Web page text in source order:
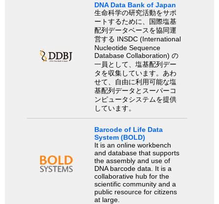
DNA Data Bank of Japan
生命科学の研究活動をサポ
ートするために、国際塩基
配列データベースを協同運
営する INSDC (International
Nucleotide Sequence
Database Collaboration) の
一員として、塩基配列デー
タを収集しています。あわ
せて、自由に利用可能な塩
基配列データとスーパーコ
ンピュータシステムを提供
しています。
Barcode of Life Data
System (BOLD)
It is an online workbench
and database that supports
the assembly and use of
DNA barcode data. It is a
collaborative hub for the
scientific community and a
public resource for citizens
at large.